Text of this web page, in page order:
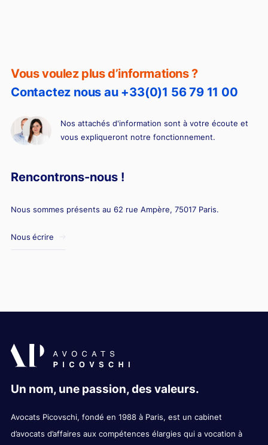
Vous voulez plus d’informations ?
Contactez nous au +33(0)1 56 79 11 00
Nos attachés d'information sont à votre écoute et
vous expliqueront notre fonctionnement.
Rencontrons-nous !
Nous sommes présents au 62 rue Ampère, 75017 Paris.
Nous écrire
Un nom, une passion, des valeurs.
Avocats Picovschi, fondé en 1988 à Paris, est un cabinet
d’avocats d’affaires aux compétences élargies qui a vocation à